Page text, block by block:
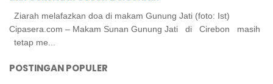
Ziarah melafazkan doa di makam Gunung Jati (foto: Ist)
Cipasera.com – Makam Sunan Gunung Jati di Cirebon masih
tetap me...
POSTINGAN POPULER